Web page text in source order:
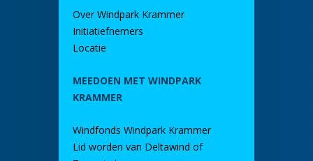
Over Windpark Krammer
Initiatiefnemers
Locatie
MEEDOEN MET WINDPARK
KRAMMER
Windfonds Windpark Krammer
Lid worden van Deltawind of